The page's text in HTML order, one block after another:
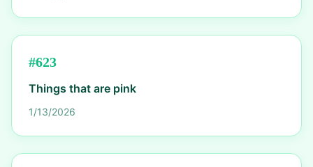
#623
Things that are pink
1/13/2026